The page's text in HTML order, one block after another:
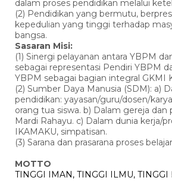
dalam proses pendidikan melalui
(2) Pendidikan yang bermutu,
kepedulian yang tinggi terhadap
bangsa.
Sasaran Misi:
(1) Sinergi pelayanan antara YBPM
sebagai representasi Pendiri YBPM
YBPM sebagai bagian integral GKMI
(2) Sumber Daya Manusia (SDM): a)
pendidikan: yayasan/guru/dosen/
orang tua siswa. b) Dalam gereja dan
Mardi Rahayu. c) Dalam dunia kerja/
IKAMAKU, simpatisan.
(3) Sarana dan prasarana proses
MOTTO
TINGGI IMAN, TINGGI ILMU,